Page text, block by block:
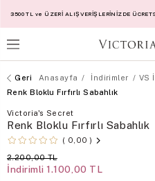
3500 TL ve ÜZERİ ALIŞVERİŞLERİNİZDE
Anasayfa İndirimler VS
Renk Bloklu Fırfırlı Sabahlık
Victoria's Secret
Renk Bloklu Fırfırlı Sabahlık
0,00
2.200,00 TL
İndirimli 1.100,00 TL